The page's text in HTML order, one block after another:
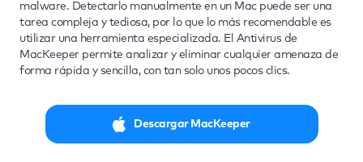
malware. Detectarlo manualmente en un Mac puede ser una
tarea compleja y tediosa, por lo que lo más recomendable es
utilizar una herramienta especializada. El Antivirus de
MacKeeper permite analizar y eliminar cualquier amenaza de
forma rápida y sencilla, con tan solo unos pocos clics.
Descargar MacKeeper